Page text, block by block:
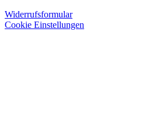
Widerrufsformular
Cookie Einstellungen